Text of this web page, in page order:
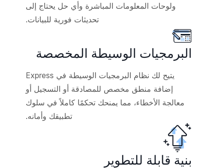
ولوحات المعلومات المباشرة وأي حل يحتاج إلى
تحديثات فورية للبيانات.
البرمجيات الوسيطة المخصصة
يتيح لك نظام البرمجيات الوسيطة في Express
إضافة منطق مخصص للمصادقة أو التسجيل أو
معالجة الأخطاء، مما يمنحك تحكمًا كاملاً في سلوك
تطبيقك وأمانه.
بنية قابلة للتطوير